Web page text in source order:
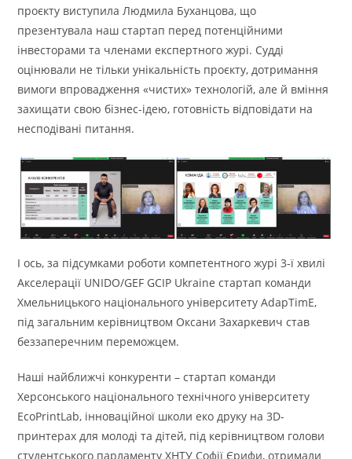
проєкту виступила Людмила Буханцова, що
презентувала наш стартап перед потенційними
інвесторами та членами експертного журі. Судді
оцінювали не тільки унікальність проєкту, дотримання
вимоги впровадження «чистих» технологій, але й вміння
захищати свою бізнес-ідею, готовність відповідати на
несподівані питання.
І ось, за підсумками роботи компетентного журі 3-ї хвилі
Акселерації UNIDO/GEF GCIP Ukraine стартап команди
Хмельницького національного університету AdapTimE,
під загальним керівництвом Оксани Захаркевич став
беззаперечним переможцем.
Наші найближчі конкуренти – стартап команди
Херсонського національного технічного університету
EcoPrintLab, інноваційної школи еко друку на 3D-
принтерах для молоді та дітей, під керівництвом голови
студентського парламенту ХНТУ Софії Єрифи, отримали